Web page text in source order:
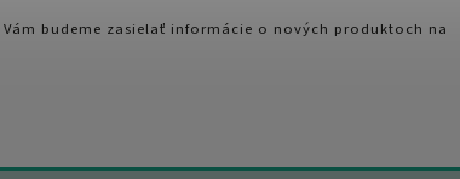
budeme zasielať informácie o nových produktoch na